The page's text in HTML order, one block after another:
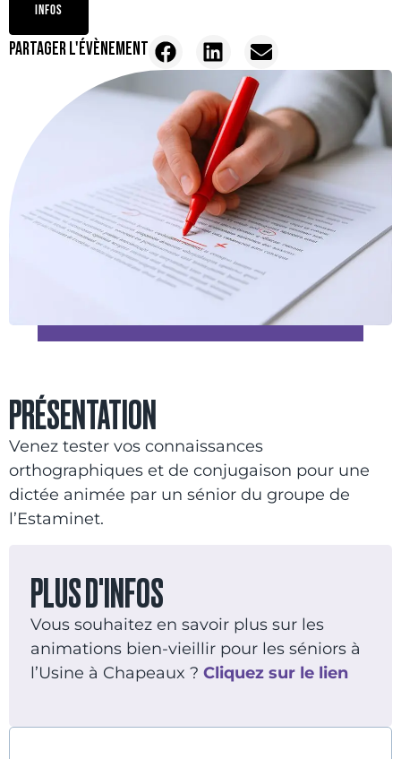
INFOS
PARTAGER L'ÉVÈNEMENT
PRÉSENTATION
Venez tester vos connaissances
orthographiques et de conjugaison pour une
dictée animée par un sénior du groupe de
l’Estaminet.
PLUS D'INFOS
Vous souhaitez en savoir plus sur les
animations bien-vieillir pour les séniors à
l’Usine à Chapeaux ? Cliquez sur le lien